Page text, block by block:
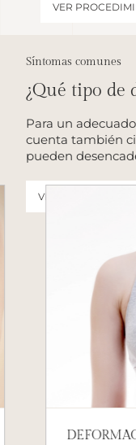
VER
Síntomas comunes
¿Qué tipo de
Para un
cuenta también
pueden
VER TODOS LOS